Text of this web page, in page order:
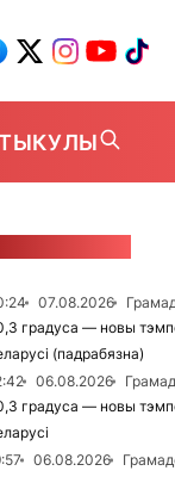
07.08.2026
градуса — новы
(падрабязна)
06.08.2026
градуса — новы
06.08.2026